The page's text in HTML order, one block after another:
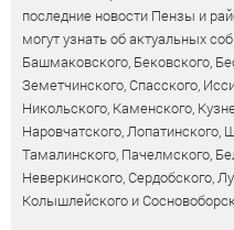
последние новости Пензы и
могут узнать об актуальных
Башмаковского, Бековского,
Земетчинского, Спасского,
Никольского, Каменского,
Наровчатского,
Тамалинского, Пачелмского,
Неверкинского, Сердобского,
Колышлейского и